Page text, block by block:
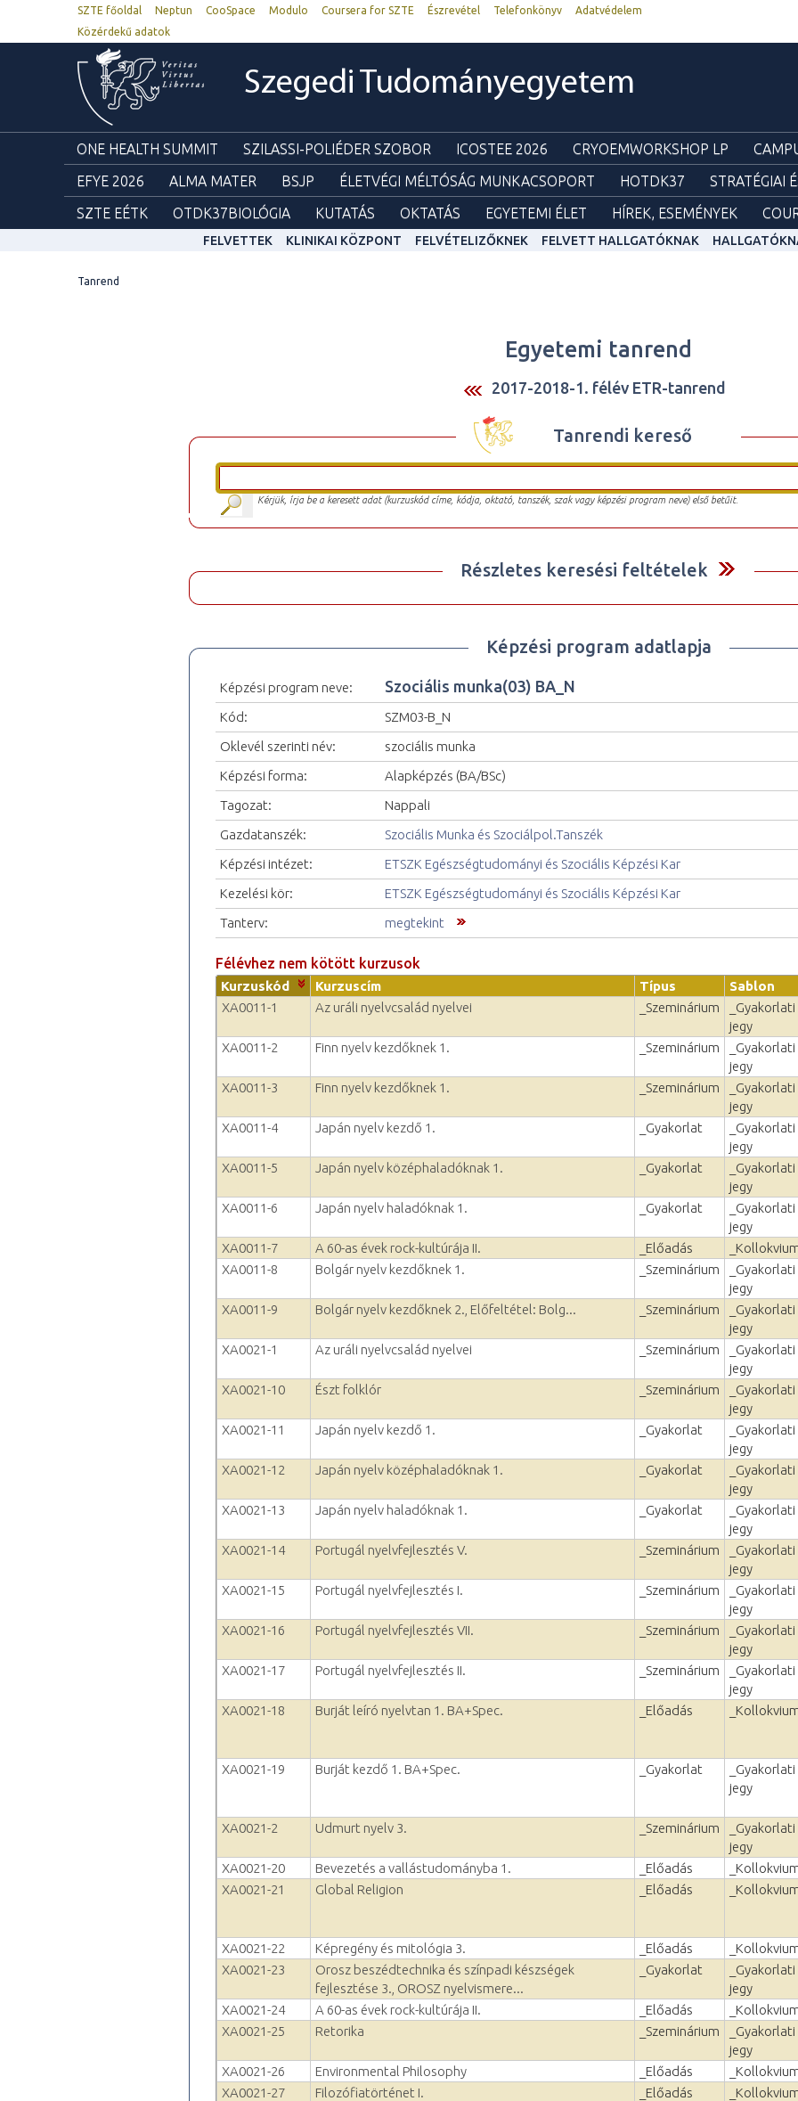
SZTE főoldal Neptun CooSpace Modulo Coursera for SZTE Észrevétel Telefonkönyv
Adatvédelem
Közérdekű adatok
Szegedi Tudományegyetem
ONE HEALTH SUMMIT SZILASSI-POLIÉDER SZOBOR ICOSTEE 2026 CRYOEMWORKSHOP LP
EFYE 2026
ALMA MATER BSJP ÉLETVÉGI MÉLTÓSÁG MUNKACSOPORT HOTDK37
STRATÉGIAI
SZTE EÉTK
OTDK37BIOLÓGIA KUTATÁS OKTATÁS EGYETEMI ÉLET HÍREK, ESEMÉNYEK
FELVETTEK KLINIKAI KÖZPONT FELVÉTELIZŐKNEK FELVETT HALLGATÓKNAK
Tanrend
Egyetemi tanrend
2017-2018-1. félév ETR-tanrend
Tanrendi kereső
Kérjük, írja be a keresett adat (kurzuskód címe, kódja, oktató, tanszék, szak vagy képzési program neve) első betűit.
Részletes keresési feltételek
Képzési program adatlapja
Képzési program neve: Szociális munka(03) BA_N
Kód:
SZM03-B_N
Oklevél szerinti név:
szociális munka
Képzési forma:
Alapképzés (BA/BSc)
Tagozat:
Nappali
Gazdatanszék:
Szociális Munka és Szociálpol.Tanszék
Képzési intézet:
ETSZK Egészségtudományi és Szociális Képzési Kar
Kezelési kör:
ETSZK Egészségtudományi és Szociális Képzési Kar
Tanterv:
megtekint
Félévhez nem kötött kurzusok
Kurzuskód Kurzuscím Típus
Sablon
XA0011-1
Az uráli nyelvcsalád nyelvei _Szeminárium
_Gyakorlati
jegy
XA0011-2
Finn nyelv kezdőknek 1. _Szeminárium
_Gyakorlati
jegy
XA0011-3
Finn nyelv kezdőknek 1. _Szeminárium
_Gyakorlati
jegy
XA0011-4
Japán nyelv kezdő 1. _Gyakorlat
_Gyakorlati
jegy
XA0011-5
Japán nyelv középhaladóknak 1. _Gyakorlat
_Gyakorlati
jegy
XA0011-6
Japán nyelv haladóknak 1. _Gyakorlat
_Gyakorlati
jegy
XA0011-7
A 60-as évek rock-kultúrája II. _Előadás
XA0011-8
Bolgár nyelv kezdőknek 1. _Szeminárium
_Gyakorlati
jegy
XA0011-9
Bolgár nyelv kezdőknek 2., Előfeltétel: Bolg... _Szeminárium
_Gyakorlati
jegy
XA0021-1
Az uráli nyelvcsalád nyelvei _Szeminárium
_Gyakorlati
jegy
XA0021-10
Észt folklór _Szeminárium
_Gyakorlati
jegy
XA0021-11
Japán nyelv kezdő 1. _Gyakorlat
_Gyakorlati
jegy
XA0021-12
Japán nyelv középhaladóknak 1. _Gyakorlat
_Gyakorlati
jegy
XA0021-13
Japán nyelv haladóknak 1. _Gyakorlat
_Gyakorlati
jegy
XA0021-14
Portugál nyelvfejlesztés V. _Szeminárium
_Gyakorlati
jegy
XA0021-15
Portugál nyelvfejlesztés I. _Szeminárium
_Gyakorlati
jegy
XA0021-16
Portugál nyelvfejlesztés VII. _Szeminárium
_Gyakorlati
jegy
XA0021-17
Portugál nyelvfejlesztés II. _Szeminárium
_Gyakorlati
jegy
XA0021-18
Burját leíró nyelvtan 1. BA+Spec. _Előadás
XA0021-19 Burját kezdő 1. BA+Spec. _Gyakorlat
_Gyakorlati
jegy
XA0021-2 Udmurt nyelv 3. _Szeminárium
_Gyakorlati
jegy
XA0021-20
Bevezetés a vallástudományba 1. _Előadás
XA0021-21
Global Religion _Előadás
XA0021-22 Képregény és mitológia 3. _Előadás
XA0021-23
Orosz beszédtechnika és színpadi készségek
fejlesztése 3., OROSZ nyelvismere...
_Gyakorlat
_Gyakorlati
jegy
XA0021-24
A 60-as évek rock-kultúrája II. _Előadás
XA0021-25
Retorika _Szeminárium
_Gyakorlati
jegy
XA0021-26
Environmental Philosophy _Előadás
XA0021-27
Filozófiatörténet I. _Előadás